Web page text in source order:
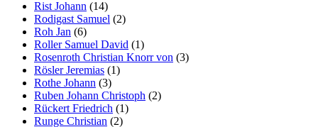
Rist Johann (14)
Rodigast Samuel (2)
Roh Jan (6)
Roller Samuel David (1)
Rosenroth Christian Knorr von (3)
Rösler Jeremias (1)
Rothe Johann (3)
Ruben Johann Christoph (2)
Rückert Friedrich (1)
Runge Christian (2)